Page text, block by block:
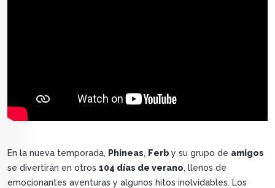
En la nueva temporada, Phineas, Ferb y su grupo de amigos
se divertirán en otros 104 días de verano, llenos de
emocionantes aventuras y algunos hitos inolvidables. Los